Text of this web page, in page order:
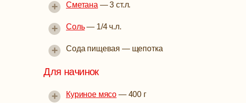
Сметана —3 ст.л.
+
Соль— 1/4 ч.л.
+
Сода пищевая — щепотка
+
Для начинок
Куриное мясо — 400 г
+